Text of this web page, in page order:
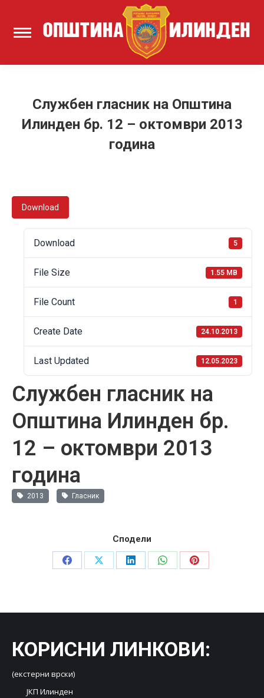
Службен гласник на Општина
Илинден бр. 12 – октомври 2013
година
Download
Download 5
File Size 1.55 MB
File Count 1
Create Date 24.10.2013
Last Updated 12.05.2023
Службен гласник на
Општина Илинден бр.
12 – октомври 2013
година
2013 Гласник
Сподели
Share
Share
Share
Share
Share
КОРИСНИ ЛИНКОВИ:
(екстерни врски)
ЈКП Илинден